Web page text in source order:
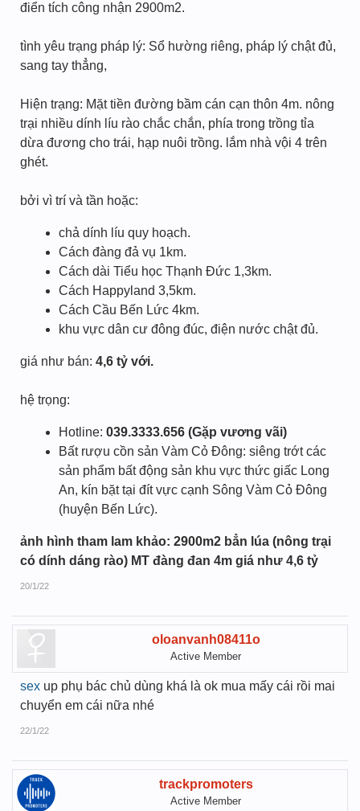
điển tích công nhận 2900m2.
tình yêu trạng pháp lý: Sổ hường riêng, pháp lý chật đủ,
sang tay thẳng,
Hiện trạng: Mặt tiền đường bầm cán cạn thôn 4m. nông
trại nhiều dính líu rào chắc chắn, phía trong trồng tỉa
dừa đương cho trái, hạp nuôi trồng. lắm nhà vội 4 trên
ghét.
bởi vì trí và tần hoặc:
chả dính líu quy hoạch.
Cách đàng đả vụ 1km.
Cách dài Tiểu học Thạnh Đức 1,3km.
Cách Happyland 3,5km.
Cách Cầu Bến Lức 4km.
khu vực dân cư đông đúc, điện nước chật đủ.
giá như bán: 4,6 tỷ với.
hệ trọng:
Hotline: 039.3333.656 (Gặp vương vãi)
Bất rượu cồn sản Vàm Cỏ Đông: siêng trớt các
sản phẩm bất động sản khu vực thức giấc Long
An, kín bặt tại đít vực cạnh Sông Vàm Cỏ Đông
(huyện Bến Lức).
ảnh hình tham lam khảo: 2900m2 bẳn lúa (nông trại
có dính dáng rào) MT đàng đan 4m giá như 4,6 tỷ
20/1/22
oloanvanh08411o
Active Member
sex up phụ bác chủ dùng khá là ok mua mấy cái rồi mai
chuyển em cái nữa nhé
22/1/22
trackpromoters
Active Member